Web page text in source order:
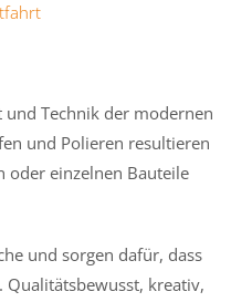
Technik der modernen
und Polieren resultieren
oder einzelnen Bauteile
und sorgen dafür, dass
kreativ,